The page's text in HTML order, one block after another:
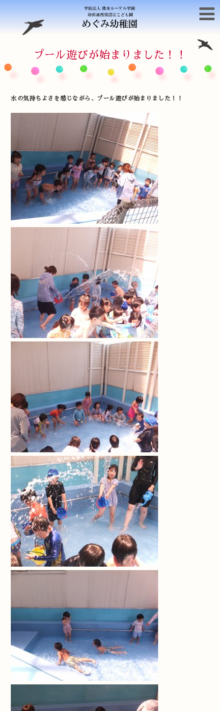
プール遊びが始まりました！！
水の気持ちよさを感じながら、プール遊びが始まりました！！